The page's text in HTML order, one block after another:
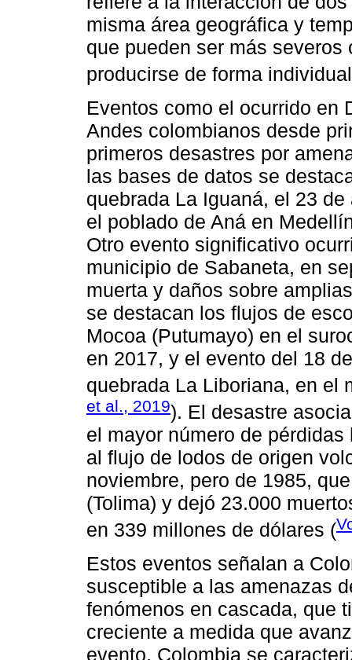
misma área geográfica y
que pueden ser más
producirse de forma
Eventos como el ocurrido en
Andes colombianos desde
primeros desastres por
las bases de datos se
quebrada La Iguaná, el 23
el poblado de Aná en
Otro evento significativo
municipio de Sabaneta, en
muerta y daños sobre
se destacan los flujos de
Mocoa (Putumayo) en el
en 2017, y el evento del 18
quebrada La Liboriana, en el
et al., 2019). El desastre
el mayor número de
al flujo de lodos de origen
noviembre, pero de 1985,
(Tolima) y dejó 23.000
en 339 millones de dólares (
Estos eventos señalan a
susceptible a las amenazas
fenómenos en cascada, que
creciente a medida que
evento. Colombia se